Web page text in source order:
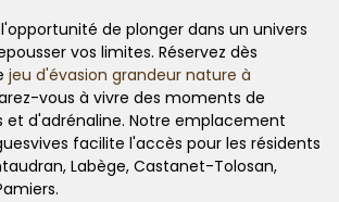
de plonger dans un univers
vos limites. Réservez dès
jeu d'évasion grandeur nature à
vous à vivre des moments de
et d'adrénaline. Notre emplacement
facilite l'accès pour les résidents
Labège, Castanet-Tolosan,